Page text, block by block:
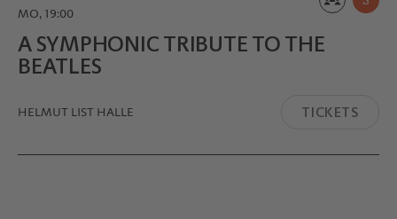
MO, 19:00
A SYMPHONIC TRIBUTE TO THE
BEATLES
HELMUT LIST HALLE TICKETS